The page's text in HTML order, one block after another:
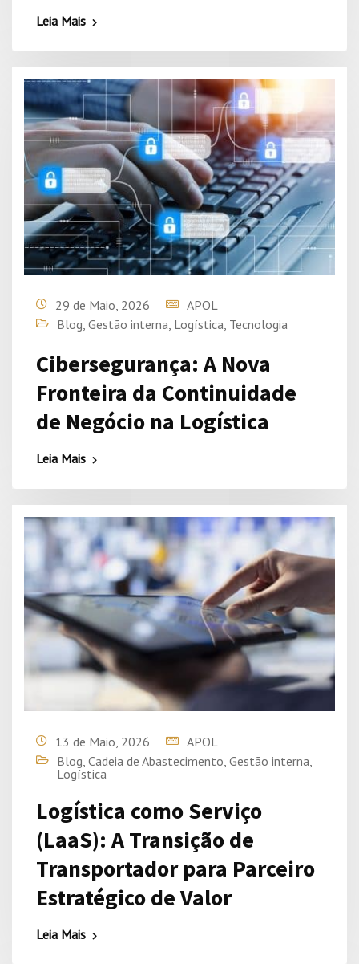
Leia Mais
29 de Maio, 2026
APOL
Blog Gestão interna Logística Tecnologia
Cibersegurança: A Nova
Fronteira da Continuidade
de Negócio na Logística
Leia Mais
13 de Maio, 2026
APOL
Blog, Cadeia de Abastecimento, Gestão interna,
Logística
Logística como Serviço
(LaaS): A Transição de
Transportador para Parceiro
Estratégico de Valor
Leia Mais